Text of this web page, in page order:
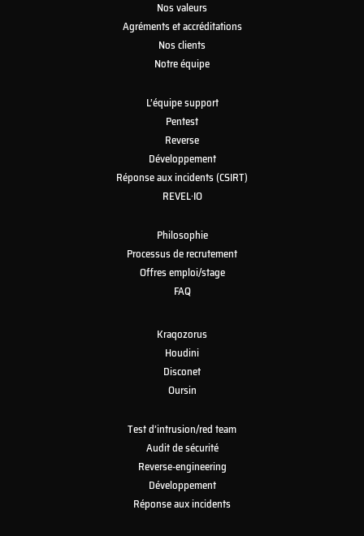
Nos valeurs
Agréments et accréditations
Nos clients
Notre équipe
L’équipe support
Pentest
Reverse
Développement
Réponse aux incidents (CSIRT)
REVEL·IO
Philosophie
Processus de recrutement
Offres emploi/stage
FAQ
Kraqozorus
Houdini
Disconet
Oursin
Test d’intrusion/red team
Audit de sécurité
Reverse-engineering
Développement
Réponse aux incidents